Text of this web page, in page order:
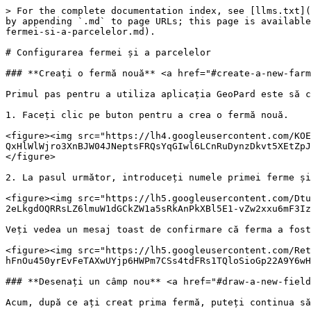
> For the complete documentation index, see [llms.txt](https://docs.geopard.tech/geopard-tutorials/llms.txt). Markdown versions of documentation pages are available by appending `.md` to page URLs; this page is available as [Markdown](https://docs.geopard.tech/geopard-tutorials/ro/turul-produsului-aplicatia-web/configurarea-fermei-si-a-parcelelor.md).

# Configurarea fermei și a parcelelor

### **Creați o fermă nouă** <a href="#create-a-new-farm" id="create-a-new-farm"></a>

Primul pas pentru a utiliza aplicația GeoPard este să creați prima fermă. Urmați pașii de mai jos pentru a face acest lucru:

1. Faceți clic pe buton pentru a crea o fermă nouă.

<figure><img src="https://lh4.googleusercontent.com/KOEu-QxHlWlWjro3XnBJW04JNeptsFRQsYqGIwl6LCnRuDynzDkvt5XEtZpJvN0qXPzLOQjPbsx_W_mBznvB85T6xmUFErFyQVnmblolWst3w_hSJwWEkQn7I6I5ATwo-1KjrIkv" alt=""><figcaption></figcaption></figure>

2. La pasul următor, introduceți numele primei ferme și faceți clic pe **Creați** butonul:

<figure><img src="https://lh5.googleusercontent.com/DtuU4ezdV1UTRFuvBJOZoCk99ljydPoe4ns4gSgK3N60lcA6cvT1Z5JZ0zJr0bKkHcZAfOI3Km5eBY-2eLkgdOQRRsLZ6lmuW1dGCkZW1a5sRkAnPkXBl5E1-vZw2xxu6mF3IzMy" alt=""><figcaption></figcaption></figure>

Veți vedea un mesaj toast de confirmare că ferma a fost salvată:

<figure><img src="https://lh5.googleusercontent.com/RetrcvyFx_HMVhR_V1rdMy83xs3RAplq7mmjU762SHJojfxBlTlz9hKqZEi-hFnOu450yrEvFeTAXwUYjp6HWPm7CSs4tdFRs1TQloSioGp22A9Y6wHD2DihGNECC2vSkvvXhOeF" alt=""><figcaption></figcaption></figure>

### **Desenați un câmp nou** <a href="#draw-a-new-field-1" id="draw-a-new-field-1"></a>

Acum, după ce ați creat prima fermă, puteți continua să creați (să desenați) câmpurile.

Puteți adăuga un câmp la fermă în două moduri: încărcând un fișier .shp sau desenând manual un câmp. Deocamdată ne vom concentra pe desenarea manuală a câmpurilor.

1. Faceți clic pe buton pentru a crea un câmp.

<figure><img src="https://lh3.googleusercontent.com/ge6fnIr4qs_BJe68pueg3MPzfc5HWfUn_NhZ7gFyghVsYdWAyXkAL3fKRn9nGA5ixSt6FCDpJyXNbQvkkYmAVG4XOW7ePWmJRPmU_AyiiJRB_JgrQuSTNkvme0w8sqTo5__bZoeJ" alt=""><figcaption></figcaption></figure>

2. La pasul următor, introduceți un nume pentru câmp și selectați ferma pe care ați creat-o mai devreme.

<figure><img src="https://lh6.googleusercontent.com/gHtiPPaNwEpTveKsgiwF8WCRfrAW7iMevSoo28I7ngRP81-RPY60YgP5DGwmnLF6r7GxBmUTNwJlezBjfQSk_kwG83d3rmVZjV9pTgFfGEPZmMaOJw8RoRBOe0JFK4ZTpyXI9YTc" alt=""><figcaption></figcaption></figure>

3. Apoi, faceți clic pe **Desenați** în dreapta.

<figure><img src="https://lh4.googleusercontent.com/pZqMWBOkwcoM6zHuM79-_pvsY9KJ4TqgU7MEpmmrSSLdX7jRC8dIBfQ1OQeTP1FxTzg0Tnxty3ReAblnikOnqlQy3_AbNWPBF1ncfkI11RaI47js5f-PoNZeEZOPVCsByGh18WJ8" alt=""><figcaption></figcaption></figure>

4. Puteți naviga ușor la locația necesară folosind câmpul „Căutare”. Căutarea vă permite să căutați atât după nume, cât și după coordonate. De asemenea, este posibil să folosiți navigarea standard pe hartă – folosind cursorul și butoanele „+” și „-”.
5. După ce navigați la zona necesară, faceți clic oriunde în zona selectată (funcționează atât clic dreapta, cât și clic stânga) pentru a continua desenarea manuală. Începeți cu un punct (un